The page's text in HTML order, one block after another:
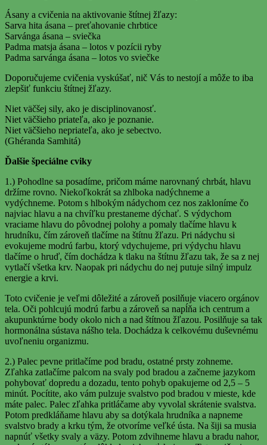
Ásany a cvičenia na aktivovanie štítnej žľazy:
Sarva hita ásana – preťahovanie chrbtice
Sarvánga ásana – sviečka
Padma matsja ásana – lotos v pozícii ryby
Padma sarvánga ásana – lotos vo sviečke
Doporučujeme cvičenia vyskúšať, nič Vás to nestojí a môže to iba
zlepšiť funkciu štítnej žľazy.
Niet väčšej sily, ako je disciplinovanosť.
Niet väčšieho priateľa, ako je poznanie.
Niet väčšieho nepriateľa, ako je sebectvo.
(Ghéranda Samhitá)
Ďalšie špeciálne cviky
1.) Pohodlne sa posadíme, pričom máme narovnaný chrbát, hlavu
držíme rovno. Niekoľkokrát sa zhlboka nadýchneme a
vydýchneme. Potom s hlbokým nádychom cez nos zakloníme čo
najviac hlavu a na chvíľku prestaneme dýchať. S výdychom
vraciame hlavu do pôvodnej polohy a pomaly tlačíme hlavu k
hrudníku, čím zároveň tlačíme na štítnu žľazu. Pri nádychu si
evokujeme modrú farbu, ktorý vdychujeme, pri výdychu hlavu
tlačíme o hruď, čím dochádza k tlaku na štítnu žľazu tak, že sa z nej
vytlačí všetka krv. Naopak pri nádychu do nej putuje silný impulz
energie a krvi.
Toto cvičenie je veľmi dôležité a zároveň posilňuje viacero orgánov
tela. Oči pohlcujú modrú farbu a zároveň sa napĺňa ich centrum a
akupunktúrne body okolo nich a nad štítnou žľazou. Posilňuje sa tak
hormonálna sústava nášho tela. Dochádza k celkovému duševnému
uvoľneniu organizmu.
2.) Palec pevne pritlačíme pod bradu, ostatné prsty zohneme.
Zľahka zatlačíme palcom na svaly pod bradou a začneme jazykom
pohybovať dopredu a dozadu, tento pohyb opakujeme od 2,5 – 5
minút. Pocítite, ako vám pulzuje svalstvo pod bradou v mieste, kde
máte palec. Palec zľahka pritláčame aby vyvolal skrátenie svalstva.
Potom predkláňame hlavu aby sa dotýkala hrudníka a napneme
svalstvo brady a krku tým, že otvoríme veľké ústa. Na šiji sa musia
napnúť všetky svaly a väzy. Potom zdvihneme hlavu a bradu nahor,